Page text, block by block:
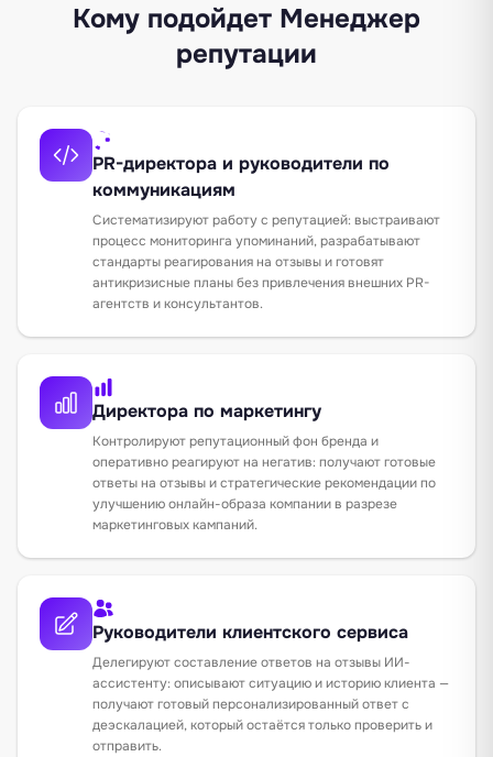
Кому подойдет Менеджер
репутации
PR-директора и руководители по
коммуникациям
Систематизируют работу с репутацией: выстраивают
процесс мониторинга упоминаний, разрабатывают
стандарты реагирования на отзывы и готовят
антикризисные планы без привлечения внешних PR-
агентств и консультантов.
Директора по маркетингу
Контролируют репутационный фон бренда и
оперативно реагируют на негатив: получают готовые
ответы на отзывы и стратегические рекомендации по
улучшению онлайн-образа компании в разрезе
маркетинговых кампаний.
Руководители клиентского сервиса
Делегируют составление ответов на отзывы ИИ-
ассистенту: описывают ситуацию и историю клиента —
получают готовый персонализированный ответ с
деэскалацией, который остаётся только проверить и
отправить.